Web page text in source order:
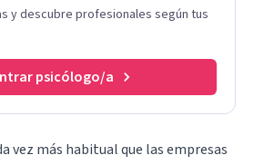
y descubre profesionales según tus
psicólogo/a
vez más habitual que las empresas